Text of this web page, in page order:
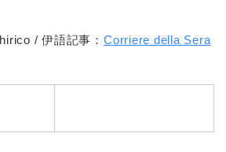
/ 伊語記事： Corriere della Sera